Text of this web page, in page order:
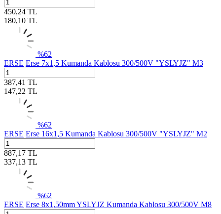
450,24 TL
180,10 TL
%62
ERSE Erse 7x1,5 Kumanda Kablosu 300/500V "YSLYJZ" M3
387,41 TL
147,22 TL
%62
ERSE Erse 16x1,5 Kumanda Kablosu 300/500V "YSLYJZ" M2
887,17 TL
337,13 TL
%62
ERSE Erse 8x1,50mm YSLYJZ Kumanda Kablosu 300/500V M8